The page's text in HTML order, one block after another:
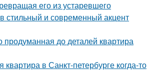
его из устаревшего
стильный и современный акцент
до деталей квартира
в Санкт-петербурге когда-то